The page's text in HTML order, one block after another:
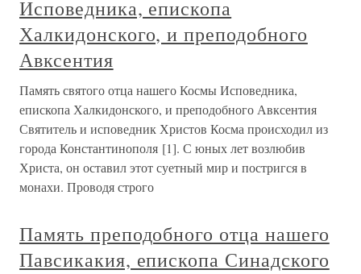
Исповедника, епископа
Халкидонского, и преподобного
Авксентия
Память святого отца нашего Космы Исповедника,
епископа Халкидонского, и преподобного Авксентия
Святитель и исповедник Христов Косма происходил из
города Константинополя [1]. С юных лет возлюбив
Христа, он оставил этот суетный мир и постригся в
монахи. Проводя строго
Память преподобного отца нашего
Павсикакия, епископа Синадского